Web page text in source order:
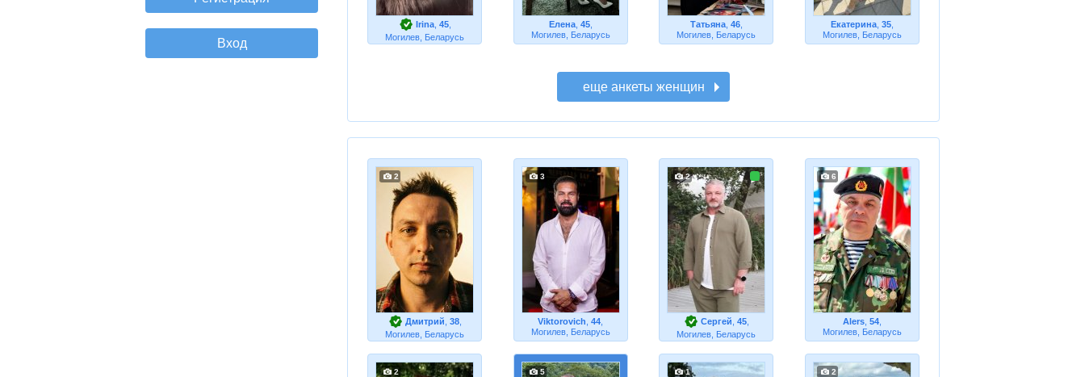
Irina, 45,
Могилев, Беларусь
Елена, 45,
Могилев, Беларусь
Татьяна, 46,
Могилев, Беларусь
Екатерина, 35,
Могилев, Беларусь
2
Дмитрий 38,
Могилев, Беларусь
3
Viktorovich ,44
Могилев, Беларусь
2
Сергей 45,
Могилев, Беларусь
6
Alers, 54,
Могилев, Беларусь
2 5 1 2